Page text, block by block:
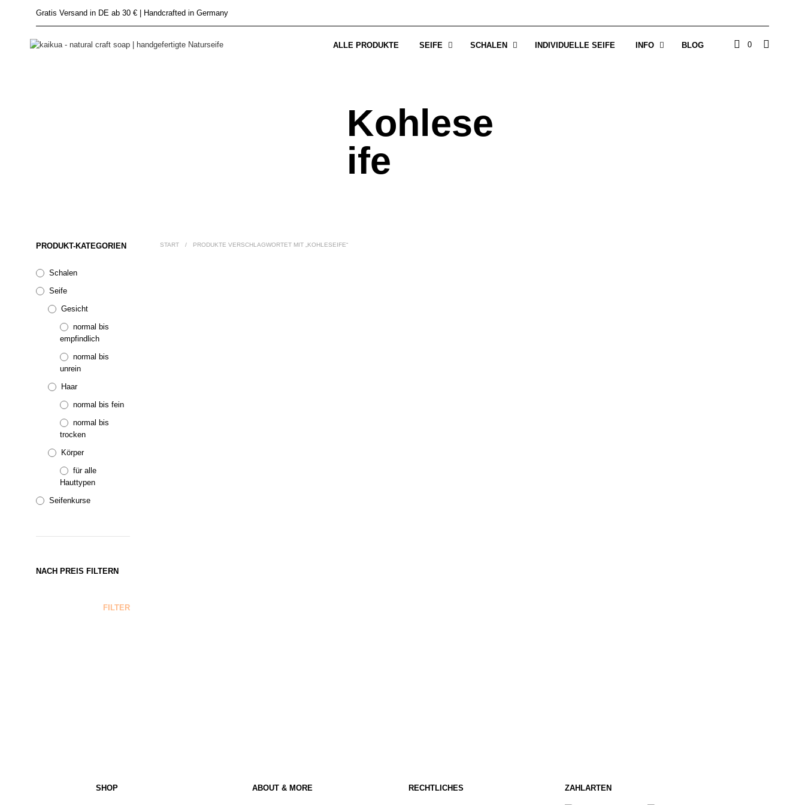
Gratis Versand in DE ab 30 € | Handcrafted in Germany
ALLE PRODUKTE SEIFE SCHALEN INDIVIDUELLE SEIFE INFO BLOG 0
Kohlese
ife
PRODUKT-KATEGORIEN
Schalen
Seife
Gesicht
normal bis
empfindlich
normal bis
unrein
Haar
normal bis fein
normal bis
trocken
Körper
für alle
Hauttypen
Seifenkurse
NACH PREIS FILTERN
FILTER
START / PRODUKTE VERSCHLAGWORTET MIT „KOHLESEIFE“
SHOP ABOUT & MORE RECHTLICHES ZAHLARTEN